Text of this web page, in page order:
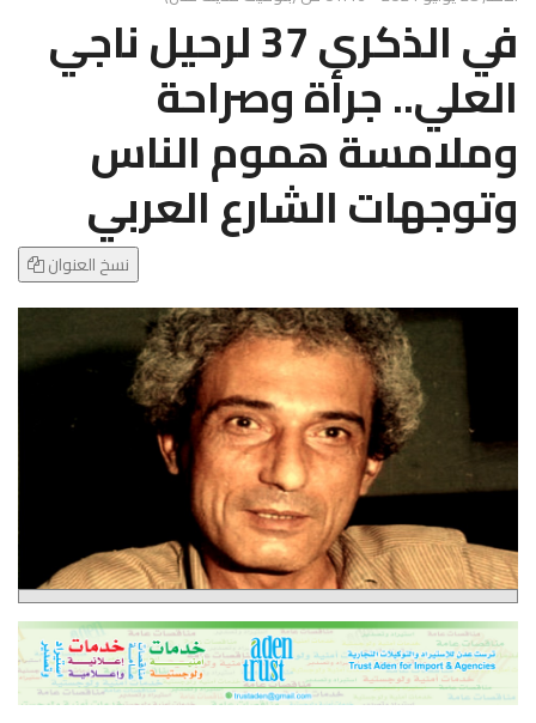
e
N
a
v
i
g
a
o
في الذكرى 37 لرحيل ناجي
العلي.. جرأة وصراحة
وملامسة هموم الناس
وتوجهات الشارع العربي
نسخ العنوان